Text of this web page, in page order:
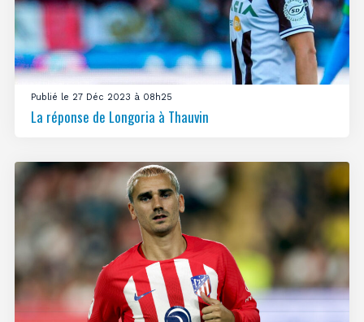
Publié le 27 Déc 2023 à 08h25
La réponse de Longoria à Thauvin